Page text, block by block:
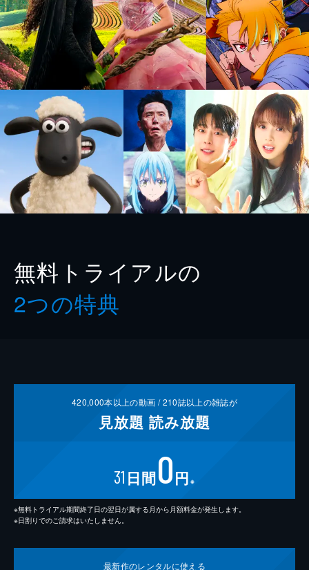
無料トライアルの
2つの特典
420,000本以上の動画 /210誌以上の雑誌が
見放題 読み放題
31 日間0円 ※
※無料トライアル期間終了日の翌日が属する月から月額料金が発生します。
※日割りでのご請求はいたしません。
最新作のレンタルに使える